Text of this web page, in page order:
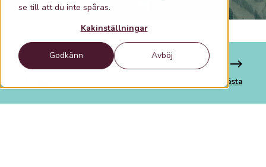
se till att du inte spåras.
Kakinställningar
Godkänn Avböj
Nästa